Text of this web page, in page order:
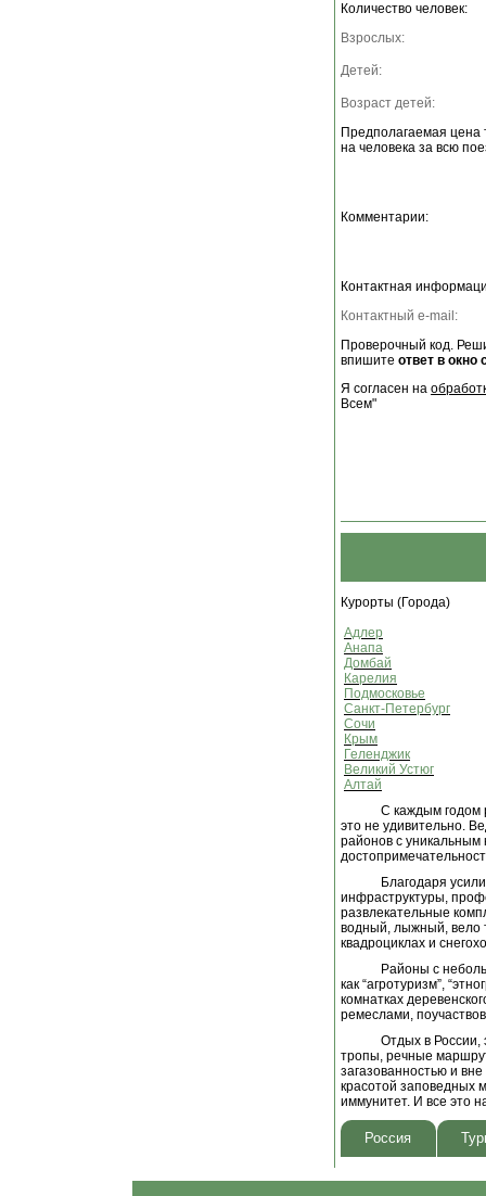
Количество человек:
Взрослых:
Детей:
Возраст детей:
Предполагаемая цена
на человека за всю
Комментарии:
Контактная
Контактный e-mail:
Проверочный код.
впишите ответ в окно
Я согласен на
Всем"
Курорты (Города)
Адлер
Анапа
Домбай
Карелия
Подмосковье
Санкт-Петербург
Сочи
Крым
Геленджик
Великий Устюг
Алтай
С каждым годом
это не удивительно.
районов с
Благодаря
инфраструктуры,
развлекательные
водный, лыжный, вело
квадроциклах и
Районы с
как “агротуризм”,
комнатках
ремеслами,
Отдых в России,
тропы, речные
загазованностью и
красотой заповедных
иммунитет. И все это
Россия